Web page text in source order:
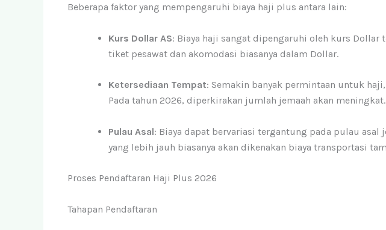
Beberapa faktor yang mempengaruhi biaya haji plus antara lain:
Kurs Dollar AS: Biaya haji sangat dipengaruhi oleh kurs Dollar
tiket pesawat dan akomodasi biasanya dalam Dollar.
Ketersediaan Tempat: Semakin banyak permintaan untuk
Pada tahun 2026, diperkirakan jumlah jemaah akan meningkat.
Pulau Asal: Biaya dapat bervariasi tergantung pada pulau asal
yang lebih jauh biasanya akan dikenakan biaya transportasi
Proses Pendaftaran Haji Plus 2026
Tahapan Pendaftaran